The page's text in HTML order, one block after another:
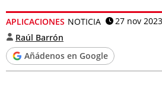
APLICACIONES NOTICIA
27 nov
Raúl Barrón
Añádenos en Google